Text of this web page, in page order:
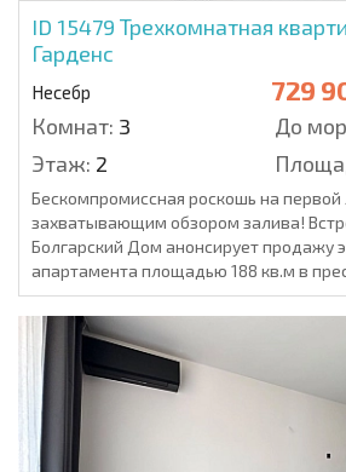
ID 15479 Трехкомнатная
Гарденс
Несебр 729
Комнат: 3 До
Этаж: 2
Бескомпромиссная роскошь на первой
захватывающим обзором залива!
Болгарский Дом анонсирует продажу
апартамента площадью 188 кв.м в